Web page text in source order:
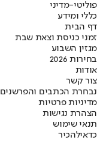
פוליטי-מדיני
כללי ומידע
דף הבית
זמני כניסת וצאת שבת
מגזין השבוע
בחירות 2026
אודות
צור קשר
נבחרת הכתבים והפרשנים
מדיניות פרטיות
הצהרת נגישות
תנאי שימוש
כדאילהכיר